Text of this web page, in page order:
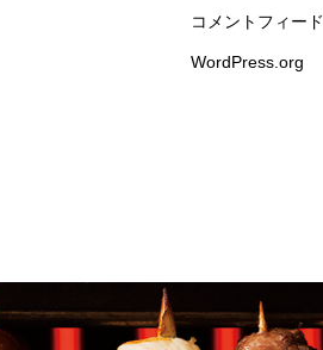
コメントフィード
WordPress.org